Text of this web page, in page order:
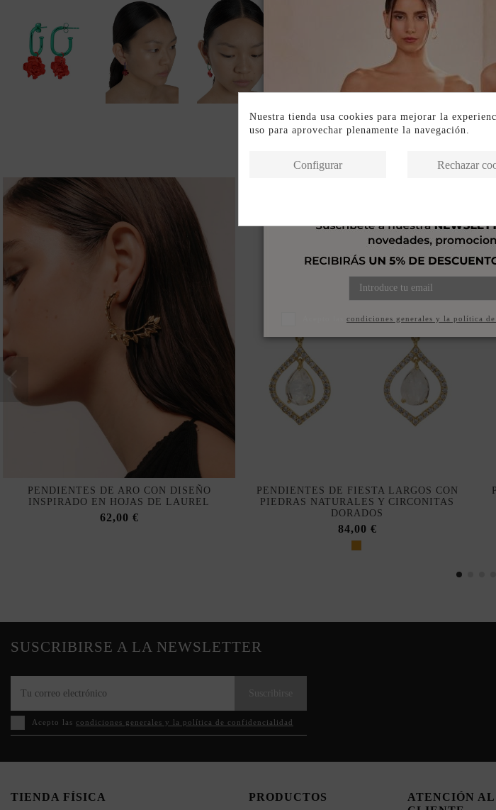
Productos en la
PENDIENTES DE ARO CON DISEÑO
INSPIRADO EN HOJAS DE LAUREL
62,00 €
PENDIENTES DE FIESTA LARGOS CON
PIEDRAS NATURALES Y CIRCONITAS
DORADOS
84,00 €
SUSCRIBIRSE A LA NEWSLETTER
Acepto las condiciones generales y la política de confidencialidad
TIENDA FÍSICA PRODUCTOS
ATENCIÓN AL
condiciones generales y la política
Nuestra tienda usa cookies para mejorar la
uso para aprovechar plenamente la navegación.
Rechazar
Configurar